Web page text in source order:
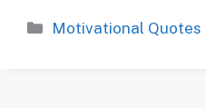
Categories
Motivational Quotes